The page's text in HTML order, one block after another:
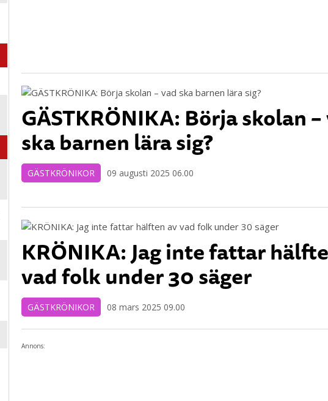
GÄSTKRÖNIKA: Börja skolan
ska barnen lära sig?
GÄSTKRÖNIKOR 09 augusti 2025 06.00
KRÖNIKA: Jag inte fattar
vad folk under 30 säger
GÄSTKRÖNIKOR 08 mars 2025 09.00
Annons: